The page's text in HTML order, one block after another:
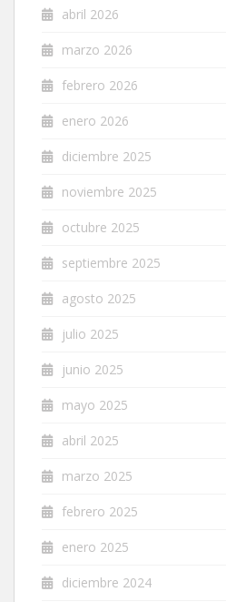
abril 2026
marzo 2026
febrero 2026
enero 2026
diciembre 2025
noviembre 2025
octubre 2025
septiembre 2025
agosto 2025
julio 2025
junio 2025
mayo 2025
abril 2025
marzo 2025
febrero 2025
enero 2025
diciembre 2024